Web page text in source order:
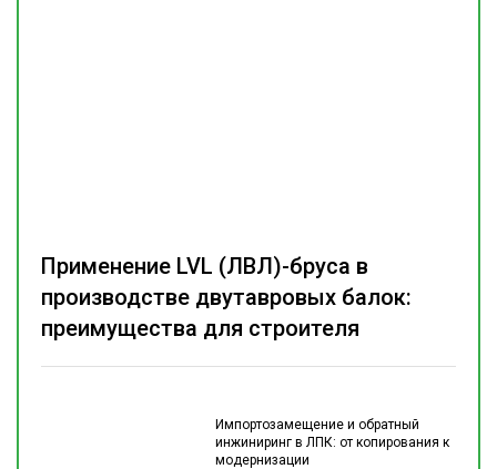
Импортозамещение и обратный
инжиниринг в ЛПК: от копирования к
модернизации
Применение LVL (ЛВЛ)-бруса в
производстве двутавровых балок:
преимущества для строителя